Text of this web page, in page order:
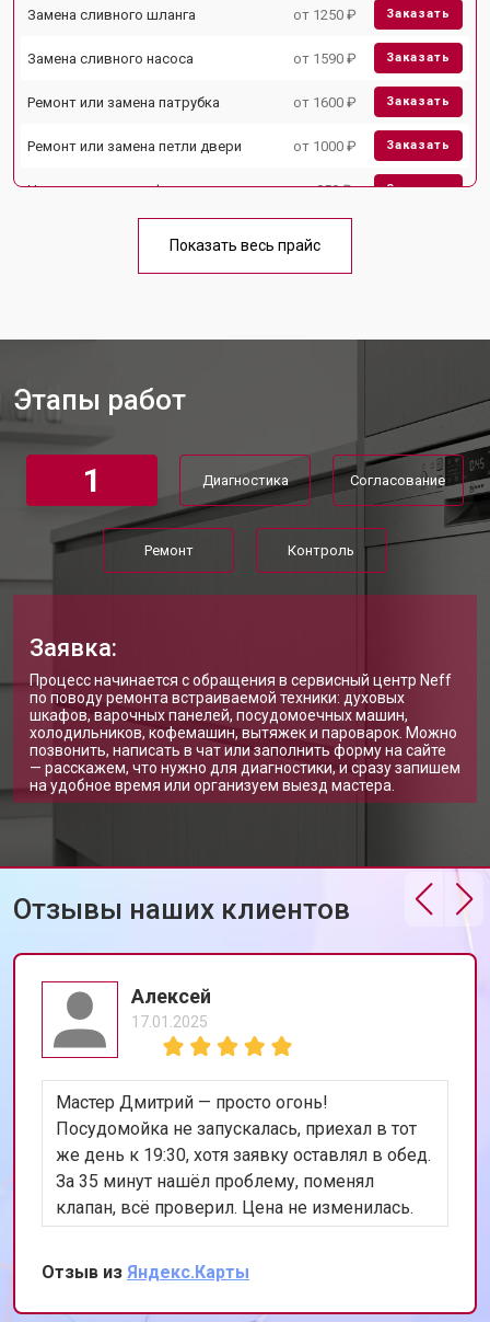
Замена сливного шланга от 1250 ₽ Заказать
Замена сливного насоса от 1590 ₽ Заказать
Ремонт или замена патрубка от 1600 ₽ Заказать
Ремонт или замена петли двери от 1000 ₽ Заказать
Чистка заливного фильтра-сеточки от 850 ₽ Заказать
Ремонт теплообменника от 2000 ₽
Ремонт или замена пружины дверцы Заказать
от 1100 ₽ Заказать
Замена водоприёмника от 2450 ₽ Заказать
Замена панели управления от 1550 ₽ Заказать
машины Neff
Ремонт/замена датчика
температуры
от 1590 ₽ Заказать
Замена замка посудомоечной
машины Neff
от 1600 ₽ Заказать
Ремонт электропроводки от 1250 ₽ Заказать
Корпусный ремонт (замена резинок,
креплений, кнопок)
Ремонт платы управления
(восстановление)
от 2590 ₽ Заказать
Замена датчика мутности от 1900 ₽
Замена датчика соли
Замена заливного клапана
Замена расходомера от 1600 ₽ Заказать
Замена разбрызгивателя от 750 ₽ Заказать
Замена пускового конденсатора
циркуляционного насоса
Заказать
Замена проточного
нагревательного элемента
от 2000 ₽ Заказать
дверцы
Показать весь прайс
Этапы работ
1 Диагностика Согласование
Ремонт Контроль
Заявка:
Процесс начинается с обращения в сервисный центр Neff
по поводу ремонта встраиваемой техники: духовых
шкафов, варочных панелей, посудомоечных машин,
холодильников, кофемашин, вытяжек и пароварок. Можно
позвонить, написать в чат или заполнить форму на сайте
— расскажем, что нужно для диагностики, и сразу запишем
на удобное время или организуем выезд мастера.
Отзывы наших клиентов
Алексей
17.01.2025
Мастер Дмитрий — просто огонь!
Посудомойка не запускалась, приехал в тот
же день к 19:30, хотя заявку оставлял в обед.
За 35 минут нашёл проблему, поменял
клапан, всё проверил. Цена не изменилась.
Теперь работает лучше, чем когда покупали.
Сохранил номер, всем уже разослал.
Отзыв из Яндекс.Карты